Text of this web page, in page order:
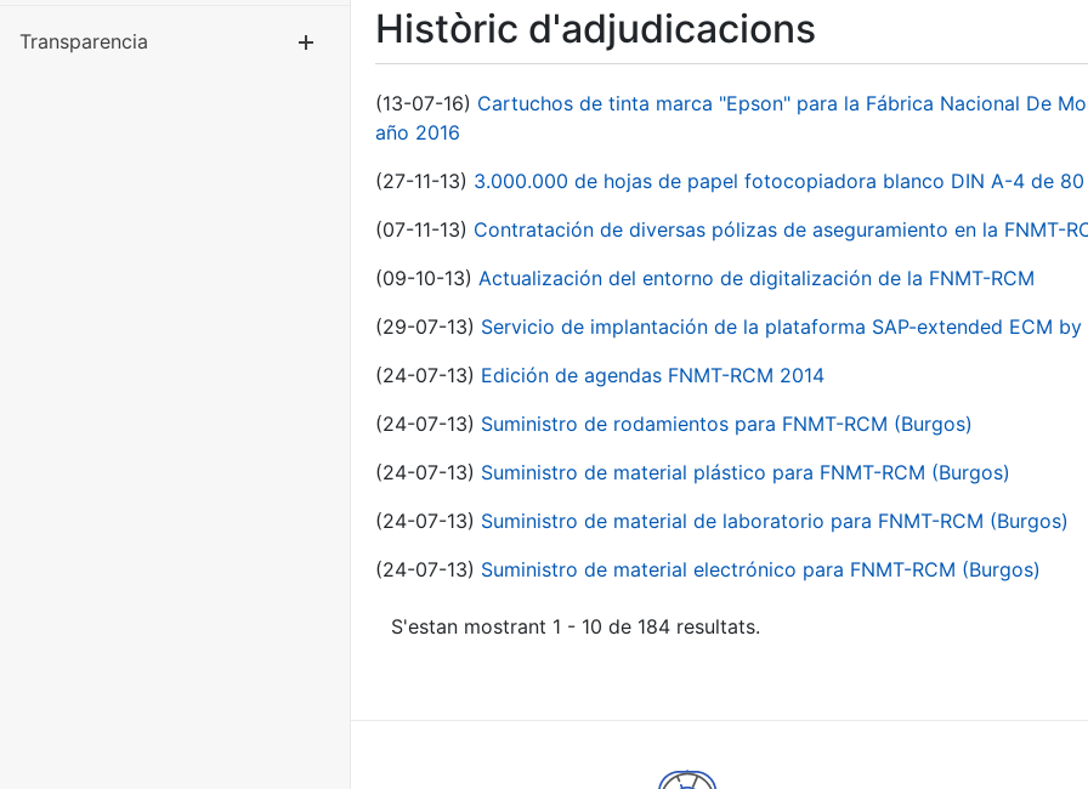
Transparencia Mostra/Amaga
Històric d'adjudicacions
(13-07-16) Cartuchos de tinta marca "Epson" para la Fábrica Nacional De
año 2016
(27-11-13) 3.000.000 de hojas de papel fotocopiadora blanco DIN A-4 de 80
(07-11-13) Contratación de diversas pólizas de aseguramiento en la FNMT-
(09-10-13) Actualización del entorno de digitalización de la FNMT-RCM
(29-07-13) Servicio de implantación de la plataforma SAP-extended ECM by
(24-07-13) Edición de agendas FNMT-RCM 2014
(24-07-13) Suministro de rodamientos para FNMT-RCM (Burgos)
(24-07-13) Suministro de material plástico para FNMT-RCM (Burgos)
(24-07-13) Suministro de material de laboratorio para FNMT-RCM (Burgos)
(24-07-13) Suministro de material electrónico para FNMT-RCM (Burgos)
S'estan mostrant 1 - 10 de 184 resultats.